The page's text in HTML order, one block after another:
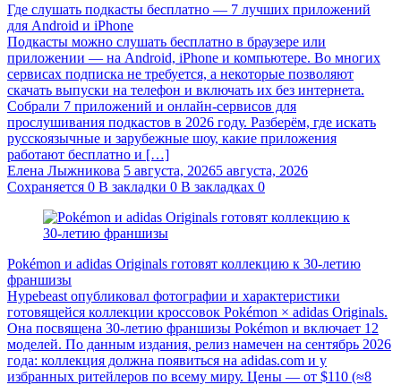
Где слушать подкасты бесплатно — 7 лучших приложений
для Android и iPhone
Подкасты можно слушать бесплатно в браузере или
приложении — на Android, iPhone и компьютере. Во многих
сервисах подписка не требуется, а некоторые позволяют
скачать выпуски на телефон и включать их без интернета.
Собрали 7 приложений и онлайн-сервисов для
прослушивания подкастов в 2026 году. Разберём, где искать
русскоязычные и зарубежные шоу, какие приложения
работают бесплатно и […]
Елена Лыжникова 5 августа, 20265 августа, 2026
Сохраняется 0 В закладки 0 В закладках 0
Pokémon и adidas Originals готовят коллекцию к 30-летию
франшизы
Hypebeast опубликовал фотографии и характеристики
готовящейся коллекции кроссовок Pokémon × adidas Originals.
Она посвящена 30-летию франшизы Pokémon и включает 12
моделей. По данным издания, релиз намечен на сентябрь 2026
года: коллекция должна появиться на adidas.com и у
избранных ритейлеров по всему миру. Цены — от $110 (≈8